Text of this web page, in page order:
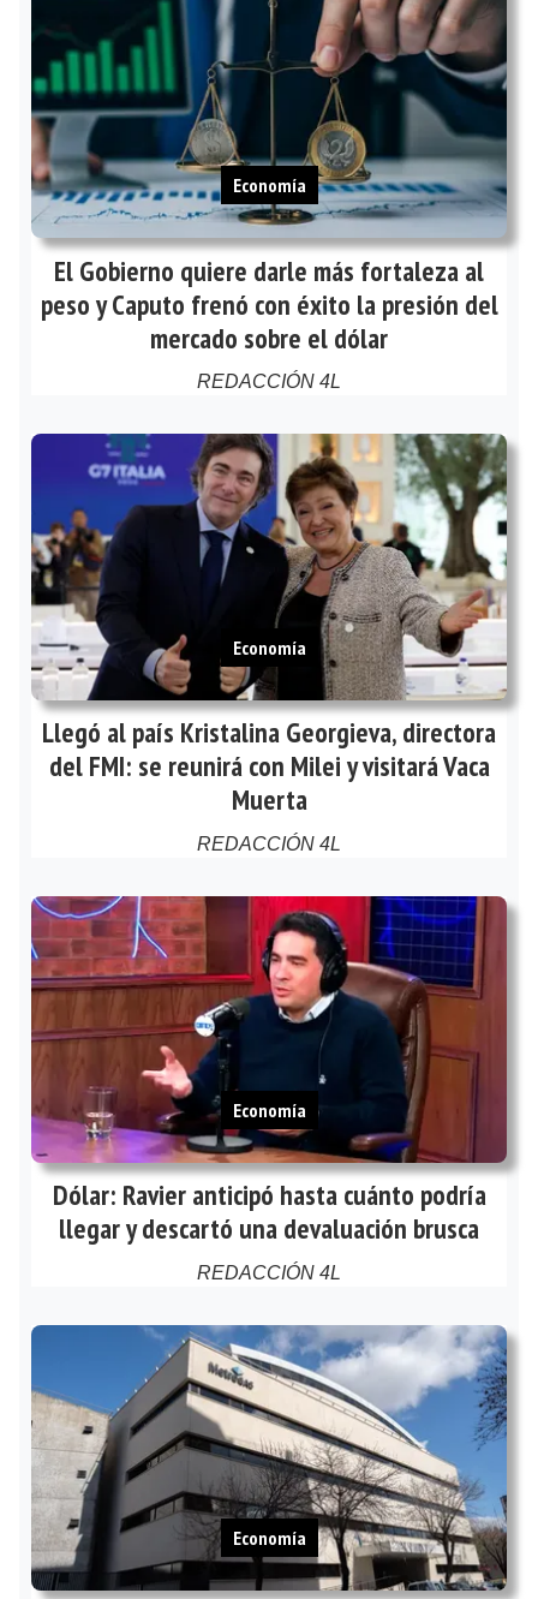
El Gobierno quiere darle más fortaleza al
peso y Caputo frenó con éxito la presión del
mercado sobre el dólar
REDACCIÓN 4L
Economía
Llegó al país Kristalina Georgieva, directora
del FMI: se reunirá con Milei y visitará Vaca
Muerta
REDACCIÓN 4L
Economía
Dólar: Ravier anticipó hasta cuánto podría
llegar y descartó una devaluación brusca
REDACCIÓN 4L
Economía
Economía